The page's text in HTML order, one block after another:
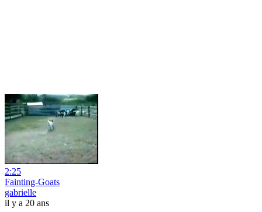
2:25
Fainting-Goats
gabrielle
il y a 20 ans